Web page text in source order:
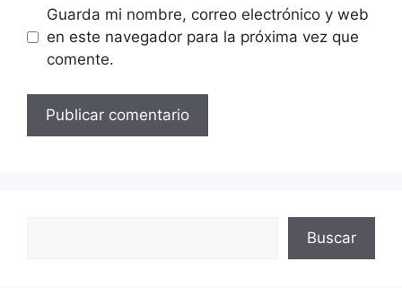
Guarda mi nombre, correo electrónico y web
en este navegador para la próxima vez que
comente.
Buscar